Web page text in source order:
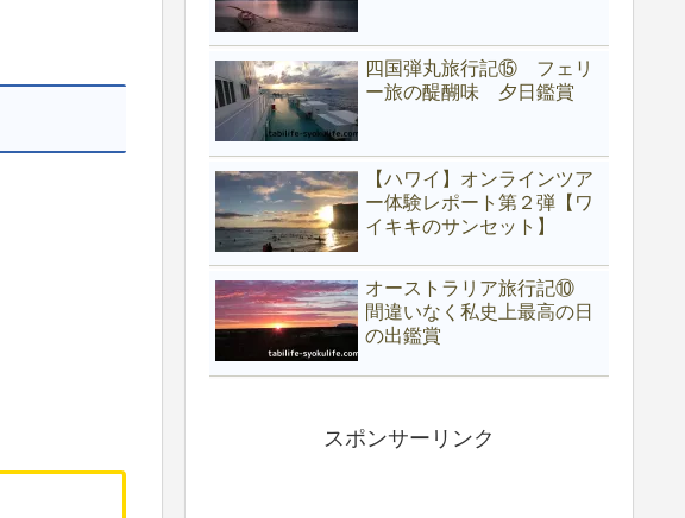
四国弾丸旅行記⑮ フェリ
ー旅の醍醐味 夕日鑑賞
【ハワイ】オンラインツア
ー体験レポート第２弾【ワ
イキキのサンセット】
オーストラリア旅行記⑩
間違いなく私史上最高の日
の出鑑賞
スポンサーリンク